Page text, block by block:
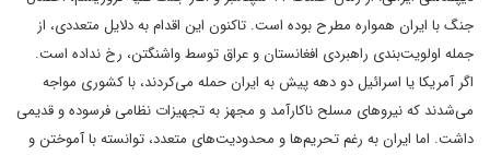
جنگ با ایران همواره مطرح بوده است. تاکنون این اقدام به دلایل متعددی، از
جمله اولویت‌بندی راهبردی افغانستان و عراق توسط واشنگتن، رخ نداده است.
اگر آمریکا یا اسرائیل دو دهه پیش به ایران حمله می‌کردند، با کشوری مواجه
می‌شدند که نیروهای مسلح ناکارآمد و مجهز به تجهیزات نظامی فرسوده و قدیمی
داشت. اما ایران به رغم تحریم‌ها و محدودیت‌های متعدد، توانسته با آموختن و